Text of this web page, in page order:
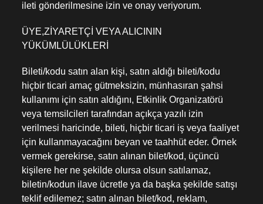
ileti gönderilmesine izin ve onay veriyorum.
ÜYE,ZİYARETÇİ VEYA ALICININ
YÜKÜMLÜLÜKLERİ
Bileti/kodu satın alan kişi, satın aldığı bileti/kodu
hiçbir ticari amaç gütmeksizin, münhasıran şahsi
kullanımı için satın aldığını, Etkinlik Organizatörü
veya temsilcileri tarafından açıkça yazılı izin
verilmesi haricinde, bileti, hiçbir ticari iş veya faaliyet
için kullanmayacağını beyan ve taahhüt eder. Örnek
vermek gerekirse, satın alınan bilet/kod, üçüncü
kişilere her ne şekilde olursa olsun satılamaz,
biletin/kodun ilave ücretle ya da başka şekilde satışı
teklif edilemez; satın alınan bilet/kod, reklam,